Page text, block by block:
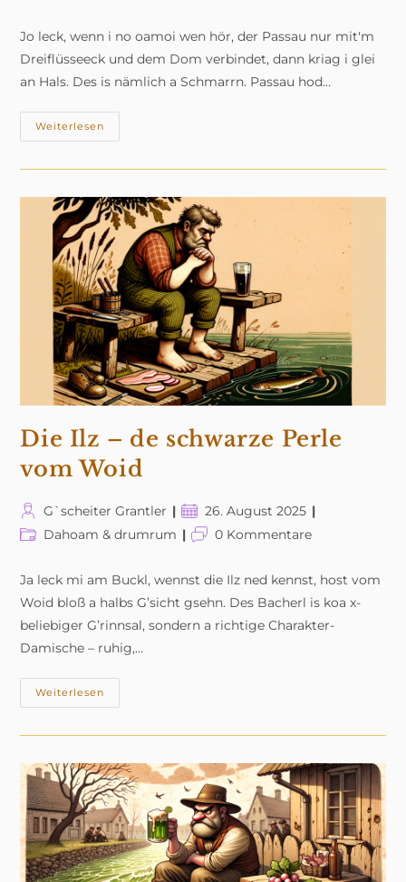
Jo leck, wenn i no oamoi wen hör, der Passau nur mit'm
Dreiflüsseeck und dem Dom verbindet, dann kriag i glei
an Hals. Des is nämlich a Schmarrn. Passau hod…
Weiterlesen
Gscheide
Ned
Nur
Dom
Und
Donau
Die Ilz – de schwarze Perle
vom Woid
Beitrags-
Autor:
G`scheiter Grantler
Beitrag
veröffentlicht:
26. August 2025
Beitrags-
Dahoam & drumrum
Beitrags-
0 Kommentare
Ja leck mi am Buckl, wennst die Ilz ned kennst, host vom
Woid bloß a halbs G’sicht gsehn. Des Bacherl is koa x-
beliebiger G’rinnsal, sondern a richtige Charakter-
Damische – ruhig,…
Weiterlesen
Ilz
De
Vom
Woid